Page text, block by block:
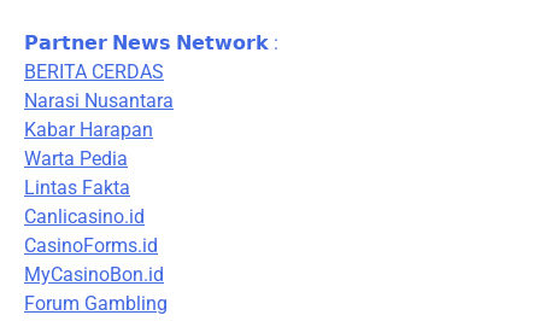
𝗣𝗮𝗿𝘁𝗻𝗲𝗿 𝗡𝗲𝘄𝘀 𝗡𝗲𝘁𝘄𝗼𝗿𝗸 :
BERITA CERDAS
Narasi Nusantara
Kabar Harapan
Warta Pedia
Lintas Fakta
Canlicasino.id
CasinoForms.id
MyCasinoBon.id
Forum Gambling